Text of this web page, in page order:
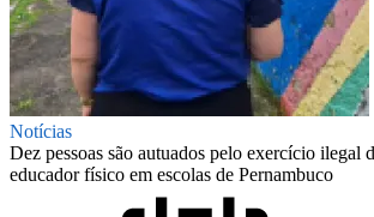
Notícias
Dez pessoas são autuados pelo exercício ilegal
educador físico em escolas de Pernambuco